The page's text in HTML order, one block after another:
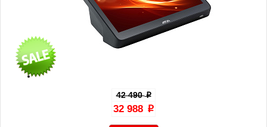
42 490p
32 988 p